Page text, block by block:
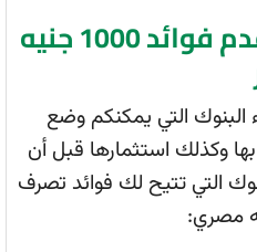
أهم البنوك التي تقدم فوائد 1000 جنيه
التي يمكنكم وضع
وكذلك استثمارها قبل أن
التي تتيح لك فوائد تصرف